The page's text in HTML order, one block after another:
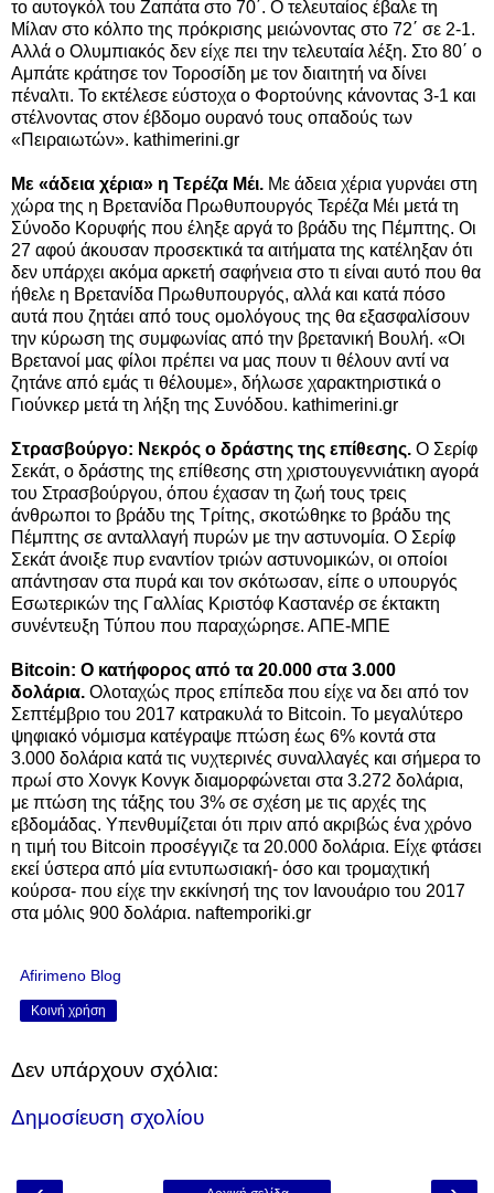
το αυτογκόλ του Ζαπάτα στο 70΄. Ο τελευταίος έβαλε τη
Μίλαν στο κόλπο της πρόκρισης μειώνοντας στο 72΄ σε 2-1.
Αλλά ο Ολυμπιακός δεν είχε πει την τελευταία λέξη. Στο 80΄ ο
Αμπάτε κράτησε τον Τοροσίδη με τον διαιτητή να δίνει
πέναλτι. Το εκτέλεσε εύστοχα ο Φορτούνης κάνοντας 3-1 και
στέλνοντας στον έβδομο ουρανό τους οπαδούς των
«Πειραιωτών». kathimerini.gr
Με «άδεια χέρια» η Τερέζα Μέι. Mε άδεια χέρια γυρνάει στη
χώρα της η Βρετανίδα Πρωθυπουργός Τερέζα Μέι μετά τη
Σύνοδο Κορυφής που έληξε αργά το βράδυ της Πέμπτης. Οι
27 αφού άκουσαν προσεκτικά τα αιτήματα της κατέληξαν ότι
δεν υπάρχει ακόμα αρκετή σαφήνεια στο τι είναι αυτό που θα
ήθελε η Βρετανίδα Πρωθυπουργός, αλλά και κατά πόσο
αυτά που ζητάει από τους ομολόγους της θα εξασφαλίσουν
την κύρωση της συμφωνίας από την βρετανική Βουλή. «Οι
Βρετανοί μας φίλοι πρέπει να μας πουν τι θέλουν αντί να
ζητάνε από εμάς τι θέλουμε», δήλωσε χαρακτηριστικά ο
Γιούνκερ μετά τη λήξη της Συνόδου. kathimerini.gr
Στρασβούργο: Νεκρός ο δράστης της επίθεσης. Ο Σερίφ
Σεκάτ, ο δράστης της επίθεσης στη χριστουγεννιάτικη αγορά
του Στρασβούργου, όπου έχασαν τη ζωή τους τρεις
άνθρωποι το βράδυ της Τρίτης, σκοτώθηκε το βράδυ της
Πέμπτης σε ανταλλαγή πυρών με την αστυνομία. Ο Σερίφ
Σεκάτ άνοιξε πυρ εναντίον τριών αστυνομικών, οι οποίοι
απάντησαν στα πυρά και τον σκότωσαν, είπε ο υπουργός
Εσωτερικών της Γαλλίας Κριστόφ Καστανέρ σε έκτακτη
συνέντευξη Τύπου που παραχώρησε. ΑΠΕ-ΜΠΕ
Bitcoin: Ο κατήφορος από τα 20.000 στα 3.000
δολάρια. Ολοταχώς προς επίπεδα που είχε να δει από τον
Σεπτέμβριο του 2017 κατρακυλά το Bitcoin. To μεγαλύτερο
ψηφιακό νόμισμα κατέγραψε πτώση έως 6% κοντά στα
3.000 δολάρια κατά τις νυχτερινές συναλλαγές και σήμερα το
πρωί στο Χονγκ Κονγκ διαμορφώνεται στα 3.272 δολάρια,
με πτώση της τάξης του 3% σε σχέση με τις αρχές της
εβδομάδας. Yπενθυμίζεται ότι πριν από ακριβώς ένα χρόνο
η τιμή του Bitcoin προσέγγιζε τα 20.000 δολάρια. Είχε φτάσει
εκεί ύστερα από μία εντυπωσιακή- όσο και τρομαχτική
κούρσα- που είχε την εκκίνησή της τον Ιανουάριο του 2017
στα μόλις 900 δολάρια. naftemporiki.gr
Afirimeno Blog
Κοινή χρήση
Δεν υπάρχουν σχόλια:
Δημοσίευση σχολίου